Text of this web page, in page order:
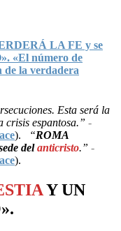
LA FE y se
«El número de
de la verdadera
Esta será la
crisis espantosa.” -
). “ROMA
delanticristo.” -
).
Y UN
».